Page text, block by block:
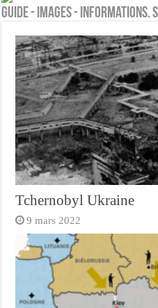
Guide - Images - Informations.
Tchernobyl Ukraine
9 mars 2022